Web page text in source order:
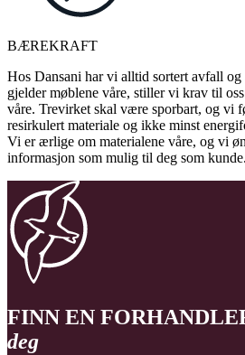
BÆREKRAFT
Hos Dansani har vi alltid sortert avfall og
gjelder møblene våre, stiller vi krav til
våre. Trevirket skal være sporbart, og vi
resirkulert materiale og ikke minst
Vi er ærlige om materialene våre, og vi
informasjon som mulig til deg som kunde.
FINN EN
deg